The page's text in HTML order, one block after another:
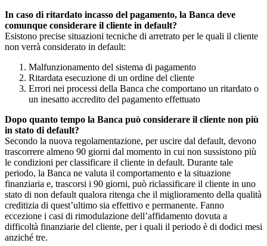
In caso di ritardato incasso del pagamento, la Banca deve
comunque considerare il cliente in default?
Esistono precise situazioni tecniche di arretrato per le quali il cliente
non verrà considerato in default:
Malfunzionamento del sistema di pagamento
Ritardata esecuzione di un ordine del cliente
Errori nei processi della Banca che comportano un ritardato o
un inesatto accredito del pagamento effettuato
Dopo quanto tempo la Banca può considerare il cliente non più
in stato di default?
Secondo la nuova regolamentazione, per uscire dal default, devono
trascorrere almeno 90 giorni dal momento in cui non sussistono più
le condizioni per classificare il cliente in default. Durante tale
periodo, la Banca ne valuta il comportamento e la situazione
finanziaria e, trascorsi i 90 giorni, può riclassificare il cliente in uno
stato di non default qualora ritenga che il miglioramento della qualità
creditizia di quest’ultimo sia effettivo e permanente. Fanno
eccezione i casi di rimodulazione dell’affidamento dovuta a
difficoltà finanziarie del cliente, per i quali il periodo è di dodici mesi
anziché tre.